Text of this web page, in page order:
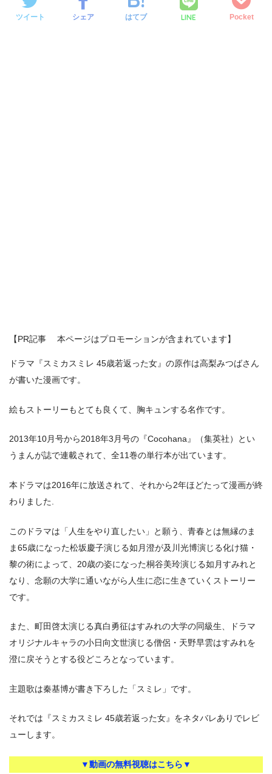
ツイート シェア はてブ LINE Pocket
【PR記事 本ページはプロモーションが含まれています】
ドラマ『スミカスミレ 45歳若返った女』の原作は高梨みつばさん
が書いた漫画です。
絵もストーリーもとても良くて、胸キュンする名作です。
2013年10月号から2018年3月号の『Cocohana』（集英社）とい
うまんが誌で連載されて、全11巻の単行本が出ています。
本ドラマは2016年に放送されて、それから2年ほどたって漫画が終
わりました.
このドラマは「人生をやり直したい」と願う、青春とは無縁のま
ま65歳になった松坂慶子演じる如月澄が及川光博演じる化け猫・
黎の術によって、20歳の姿になった桐谷美玲演じる如月すみれと
なり、念願の大学に通いながら人生に恋に生きていくストーリー
です。
また、町田啓太演じる真白勇征はすみれの大学の同級生、ドラマ
オリジナルキャラの小日向文世演じる僧侶・天野早雲はすみれを
澄に戻そうとする役どころとなっています。
主題歌は秦基博が書き下ろした「スミレ」です。
それでは『スミカスミレ 45歳若返った女』をネタバレありでレビ
ューします。
▼動画の無料視聴はこちら▼